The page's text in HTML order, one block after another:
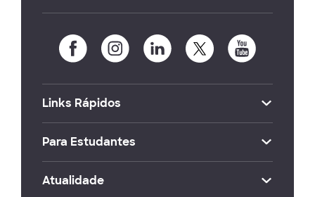
Links Rápidos
Para Estudantes
Atualidade